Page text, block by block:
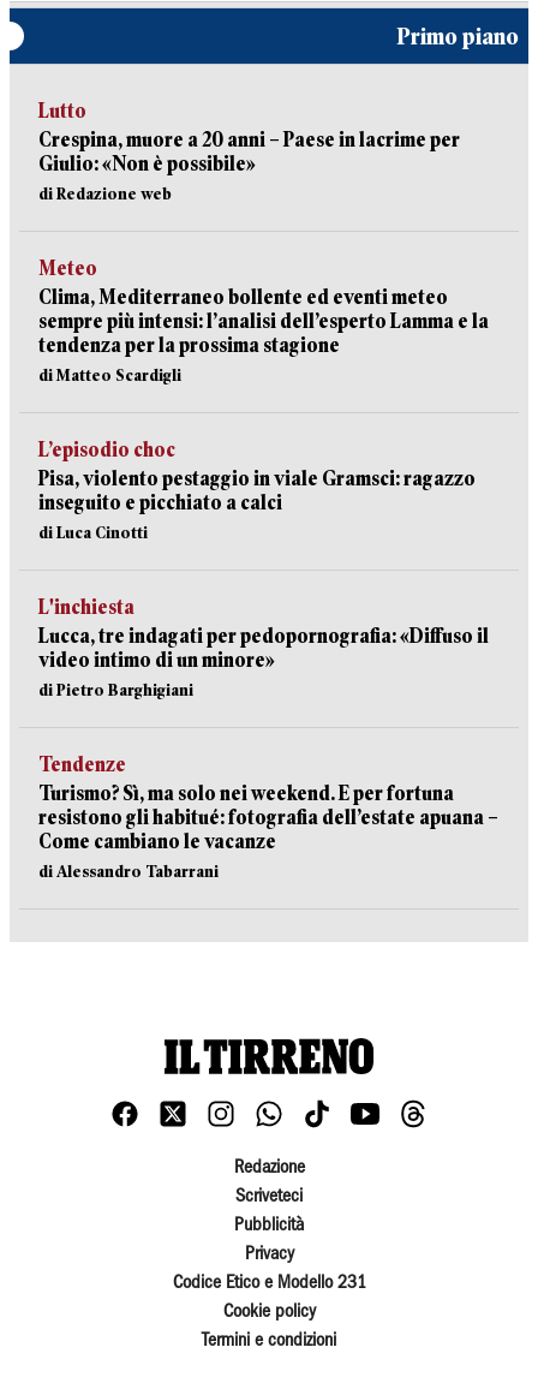
Primo piano
Lutto
Crespina, muore a 20 anni – Paese in lacrime per
Giulio: «Non è possibile»
di Redazione web
Meteo
Clima, Mediterraneo bollente ed eventi meteo
sempre più intensi: l’analisi dell’esperto Lamma e la
tendenza per la prossima stagione
di Matteo Scardigli
L’episodio choc
Pisa, violento pestaggio in viale Gramsci: ragazzo
inseguito e picchiato a calci
di Luca Cinotti
L'inchiesta
Lucca, tre indagati per pedopornografia: «Diffuso il
video intimo di un minore»
di Pietro Barghigiani
Tendenze
Turismo? Sì, ma solo nei weekend. E per fortuna
resistono gli habitué: fotografia dell’estate apuana –
Come cambiano le vacanze
di Alessandro Tabarrani
Redazione
Scriveteci
Pubblicità
Privacy
Codice Etico e Modello 231
Cookie policy
Termini e condizioni